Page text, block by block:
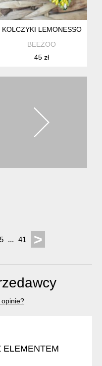
NR 20 ZE STALI
KOLCZYKI LEMONESSO
BEEŻOO
45 zł
HORSE BLACK
5 ... 41 >
ELEMENTEM